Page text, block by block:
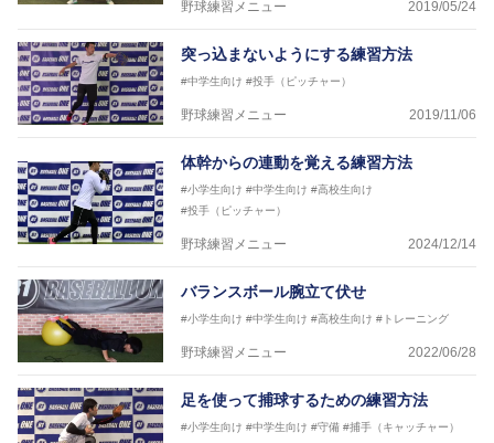
野球練習メニュー 2019/05/24
突っ込まないようにする練習方法
#中学生向け #投手（ピッチャー）
野球練習メニュー 2019/11/06
体幹からの連動を覚える練習方法
#小学生向け #中学生向け #高校生向け
#投手（ピッチャー）
野球練習メニュー 2024/12/14
バランスボール腕立て伏せ
#小学生向け #中学生向け #高校生向け #トレーニング
野球練習メニュー 2022/06/28
足を使って捕球するための練習方法
#小学生向け #中学生向け #守備 #捕手（キャッチャー）